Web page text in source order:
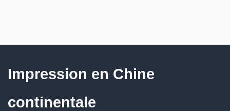
Impression en Chine
continentale